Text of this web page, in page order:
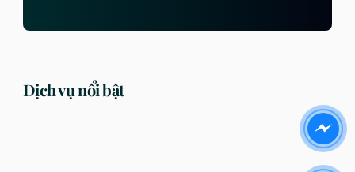
Dịch vụ nổi bật